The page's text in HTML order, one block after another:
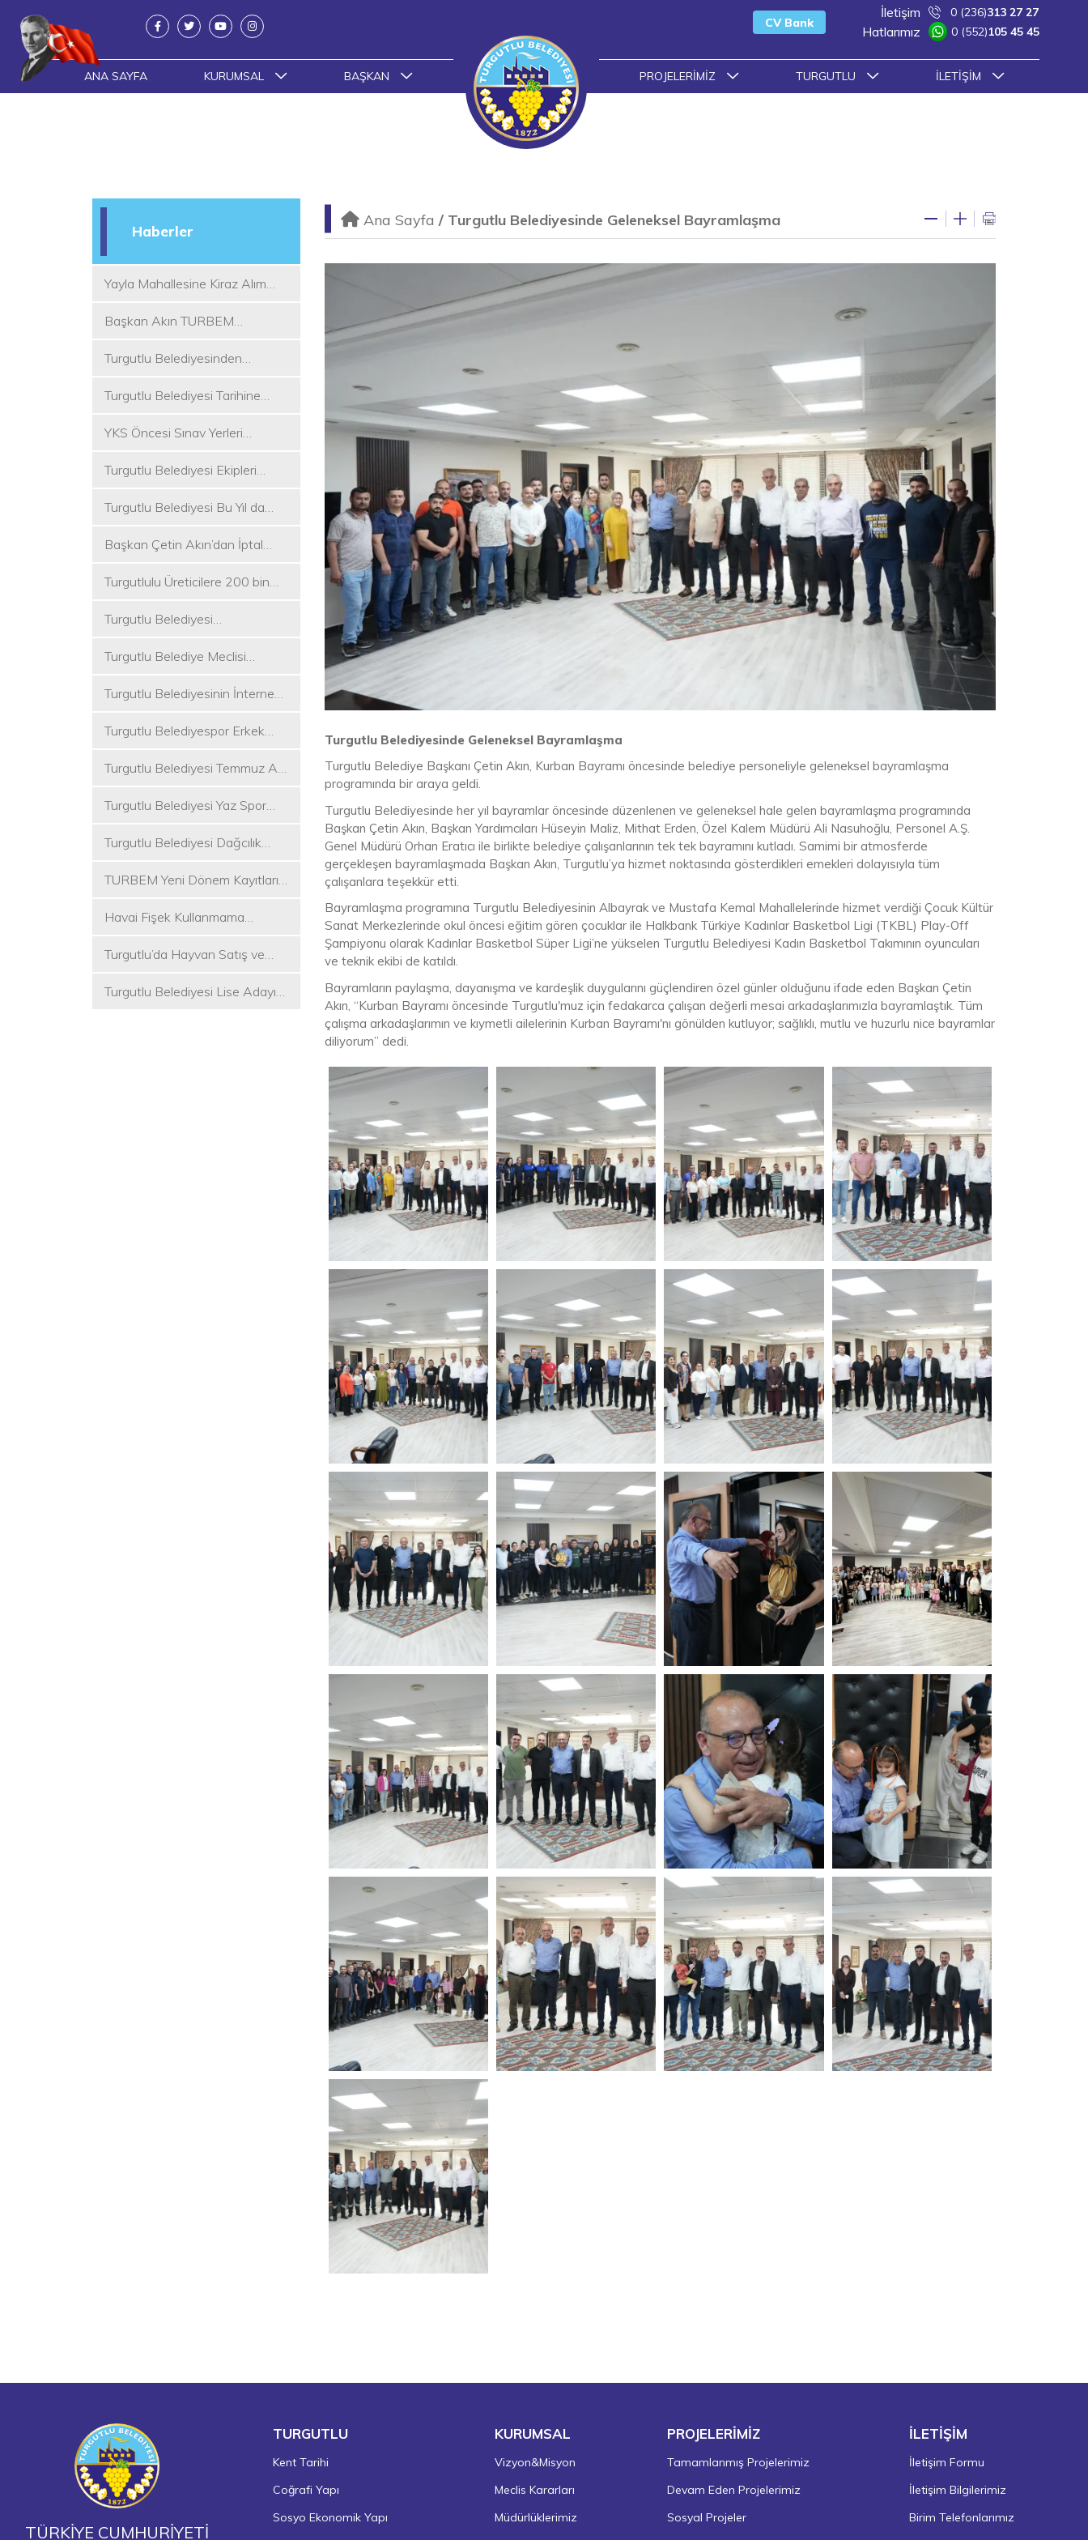
ANA SAYFA KURUMSAL BAŞKAN PROJELERIMIZ TURGUTLU İLETIŞIM
CV Bank
İletişim 0 (236)313 27 27
Hatlarımız 0 (552)105 45 45
Haberler
Yayla Mahallesine Kiraz Alım
Başkan Akın TURBEM
Turgutlu Belediyesinden
Mesai
Turgutlu Belediyesi Tarihine
YKS Öncesi Sınav Yerleri
Turgutlu Belediyesi Ekipleri
Hizmete Devam Ediyor
Turgutlu Belediyesi Bu Yıl da
Kuracak
Başkan Çetin Akın’dan İptal
Turgutlulu Üreticilere 200 bin
Turgutlu Belediyesi
Turgutlu Belediye Meclisi
Turgutlu Belediyesinin İnternet
Turgutlu Belediyespor Erkek
Turgutlu Belediyesi Temmuz Ayı
Turgutlu Belediyesi Yaz Spor
Turgutlu Belediyesi Dağcılık
Düzenledi
TURBEM Yeni Dönem Kayıtları
Havai Fişek Kullanmama
Akın Oldu
Turgutlu’da Hayvan Satış ve
Turgutlu Belediyesi Lise Adayı
Ana Sayfa / Turgutlu Belediyesinde Geleneksel Bayramlaşma
Turgutlu Belediyesinde Geleneksel Bayramlaşma
Turgutlu Belediye Başkanı Çetin Akın, Kurban Bayramı öncesinde belediye personeliyle geleneksel bayramlaşma
programında bir araya geldi.
Turgutlu Belediyesinde her yıl bayramlar öncesinde düzenlenen ve geleneksel hale gelen bayramlaşma programında
Başkan Çetin Akın, Başkan Yardımcıları Hüseyin Maliz, Mithat Erden, Özel Kalem Müdürü Ali Nasuhoğlu, Personel A.Ş.
Genel Müdürü Orhan Eratıcı ile birlikte belediye çalışanlarının tek tek bayramını kutladı. Samimi bir atmosferde
gerçekleşen bayramlaşmada Başkan Akın, Turgutlu’ya hizmet noktasında gösterdikleri emekleri dolayısıyla tüm
çalışanlara teşekkür etti.
Bayramlaşma programına Turgutlu Belediyesinin Albayrak ve Mustafa Kemal Mahallelerinde hizmet verdiği Çocuk Kültür
Sanat Merkezlerinde okul öncesi eğitim gören çocuklar ile Halkbank Türkiye Kadınlar Basketbol Ligi (TKBL) Play-Off
Şampiyonu olarak Kadınlar Basketbol Süper Ligi’ne yükselen Turgutlu Belediyesi Kadın Basketbol Takımının oyuncuları
ve teknik ekibi de katıldı.
Bayramların paylaşma, dayanışma ve kardeşlik duygularını güçlendiren özel günler olduğunu ifade eden Başkan Çetin
Akın, “Kurban Bayramı öncesinde Turgutlu'muz için fedakarca çalışan değerli mesai arkadaşlarımızla bayramlaştık. Tüm
çalışma arkadaşlarımın ve kıymetli ailelerinin Kurban Bayramı'nı gönülden kutluyor; sağlıklı, mutlu ve huzurlu nice bayramlar
diliyorum” dedi.
TÜRKİYE CUMHURİYETİ
TURGUTLU
Kent Tarihi
Coğrafi Yapı
Sosyo Ekonomik Yapı
KURUMSAL
Vizyon&Misyon
Meclis Kararları
Müdürlüklerimiz
PROJELERİMİZ
Tamamlanmış Projelerimiz
Devam Eden Projelerimiz
Sosyal Projeler
İLETİŞİM
İletişim Formu
İletişim Bilgilerimiz
Birim Telefonlarımız